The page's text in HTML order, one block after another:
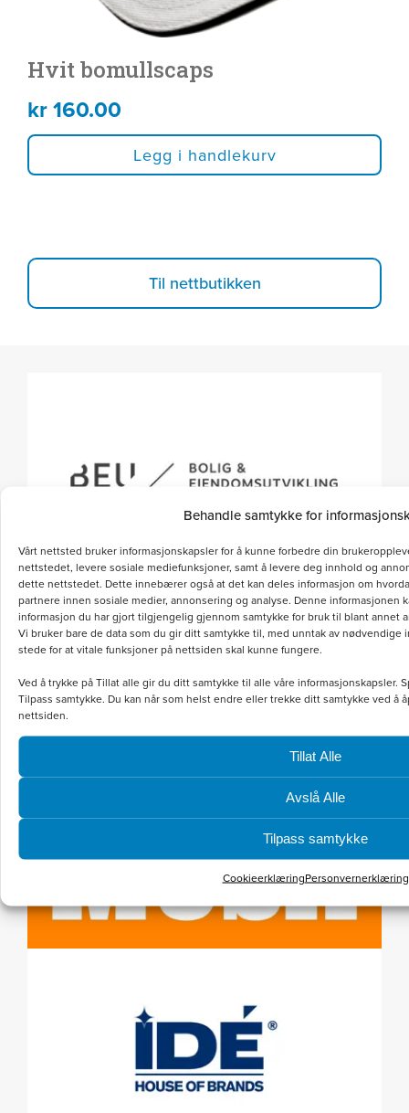
Behandle samtykke for
Vårt nettsted bruker informasjonskapsler for å kunne forbedre din
nettstedet, levere sosiale mediefunksjoner, samt å levere deg innhold og
dette nettstedet. Dette innebærer også at det kan deles informasjon om
partnere innen sosiale medier, annonsering og analyse. Denne informasjonen
informasjon du har gjort tilgjengelig gjennom samtykke for bruk til blant annet
Vi bruker bare de data som du gir ditt samtykke til, med unntak av
stede for at vitale funksjoner på nettsiden skal kunne fungere.
Ved å trykke på Tillat alle gir du ditt samtykke til alle våre informasjonskapsler.
Tilpass samtykke. Du kan når som helst endre eller trekke ditt samtykke ved å
nettsiden.
Tillat Alle
Avslå Alle
Tilpass samtykke
CookieerklæringPersonvernerklæring
Hvit bomullscaps
kr160.00
Legg i handlekurv
Til nettbutikken